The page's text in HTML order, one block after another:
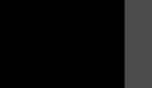
limite les arrêts imprévus et
clés